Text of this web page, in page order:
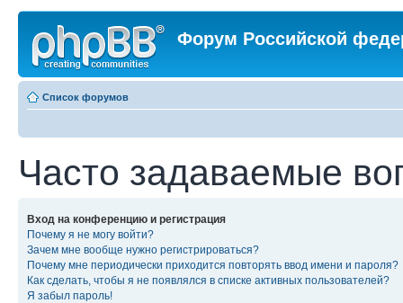
Форум Российской
Список форумов
Часто задаваемые
Вход на конференцию и регистрация
Почему я не могу войти?
Зачем мне вообще нужно регистрироваться?
Почему мне периодически приходится повторять ввод имени и пароля?
Как сделать, чтобы я не появлялся в списке активных пользователей?
Я забыл пароль!